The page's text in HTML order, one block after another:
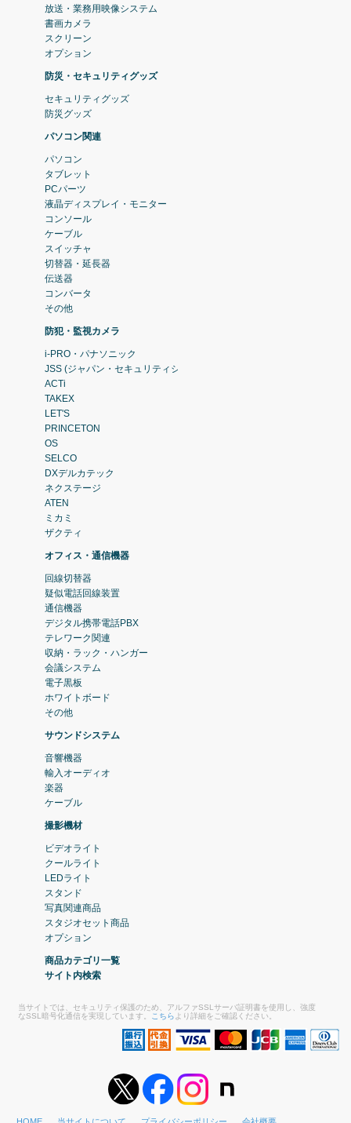
放送・業務用映像システム
書画カメラ
スクリーン
オプション
防災・セキュリティグッズ
セキュリティグッズ
防災グッズ
パソコン関連
パソコン
タブレット
PCパーツ
液晶ディスプレイ・モニター
コンソール
ケーブル
スイッチャ
切替器・延長器
伝送器
コンバータ
その他
防犯・監視カメラ
i-PRO・パナソニック
JSS (ジャパン・セキュリティシステム)
ACTi
TAKEX
LET'S
PRINCETON
OS
SELCO
DXデルカテック
ネクステージ
ATEN
ミカミ
ザクティ
オフィス・通信機器
回線切替器
疑似電話回線装置
通信機器
デジタル携帯電話PBX
テレワーク関連
収納・ラック・ハンガー
会議システム
電子黒板
ホワイトボード
その他
サウンドシステム
音響機器
輸入オーディオ
楽器
ケーブル
撮影機材
ビデオライト
クールライト
LEDライト
スタンド
写真関連商品
スタジオセット商品
オプション
商品カテゴリ一覧
サイト内検索
当サイトでは、セキュリティ保護のため、アルファSSLサーバ証明書を使用し、強度
なSSL暗号化通信を実現しています。
こちら より詳細をご確認ください。